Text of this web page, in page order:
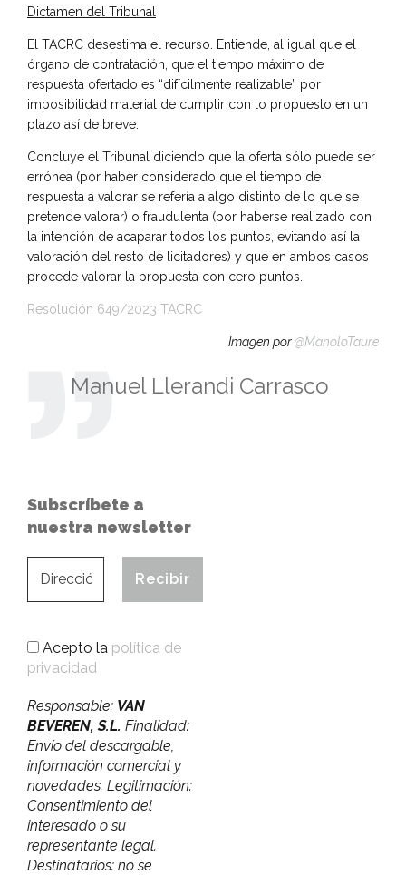
Dictamen del Tribunal
El TACRC desestima el recurso. Entiende, al igual que el
órgano de contratación, que el tiempo máximo de
respuesta ofertado es “difícilmente realizable” por
imposibilidad material de cumplir con lo propuesto en un
plazo así de breve.
Concluye el Tribunal diciendo que la oferta sólo puede ser
errónea (por haber considerado que el tiempo de
respuesta a valorar se refería a algo distinto de lo que se
pretende valorar) o fraudulenta (por haberse realizado con
la intención de acaparar todos los puntos, evitando así la
valoración del resto de licitadores) y que en ambos casos
procede valorar la propuesta con cero puntos.
Resolución 649/2023 TACRC
Imagen por@ManoloTaure
Manuel Llerandi Carrasco
Subscríbete a
nuestra newsletter
Acepto la política de
privacidad
Responsable: VAN
BEVEREN, S.L. Finalidad:
Envío del descargable,
información comercial y
novedades. Legitimación:
Consentimiento del
interesado o su
representante legal.
Destinatarios: no se